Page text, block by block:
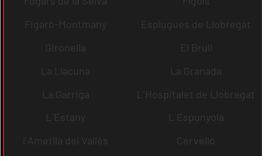
Figaró-Montmany
Esplugues de Llobregat
Gironella
El Brull
La Llacuna
La Granada
La Garriga
L´Hospitalet de Llobregat
L´Estany
L´Espunyola
l´Ametlla del Vallès
Cervelló